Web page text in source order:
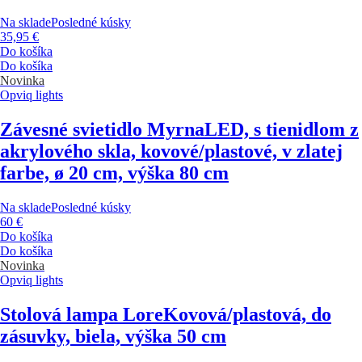
Na skladePosledné kúsky
35,95 €
Do košíka
Do košíka
Novinka
Opviq lights
Závesné svietidlo MyrnaLED, s tienidlom z
akrylového skla, kovové/plastové, v zlatej
farbe, ø 20 cm, výška 80 cm
Na skladePosledné kúsky
60 €
Do košíka
Do košíka
Novinka
Opviq lights
Stolová lampa LoreKovová/plastová, do
zásuvky, biela, výška 50 cm